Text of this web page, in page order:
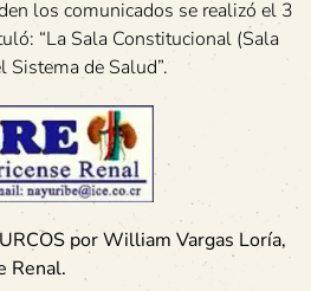
los comunicados se realizó el 3
“La Sala Constitucional (Sala
Sistema de Salud”.
por William Vargas Loría,
Renal.